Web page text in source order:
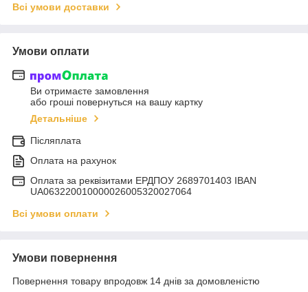
Всі умови доставки
Умови оплати
Ви отримаєте замовлення
або гроші повернуться на вашу картку
Детальніше
Післяплата
Оплата на рахунок
Оплата за реквізитами ЕРДПОУ 2689701403 IBAN
UA063220010000026005320027064
Всі умови оплати
Умови повернення
Повернення товару впродовж 14 днів за домовленістю